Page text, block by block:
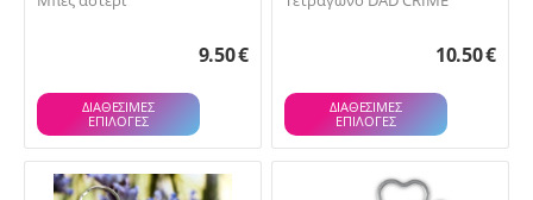
9.50€
ΔΙΑΘΕΣΙΜΕΣ
ΕΠΙΛΟΓΈΣ
10.50€
ΔΙΑΘΕΣΙΜΕΣ
ΕΠΙΛΟΓΈΣ